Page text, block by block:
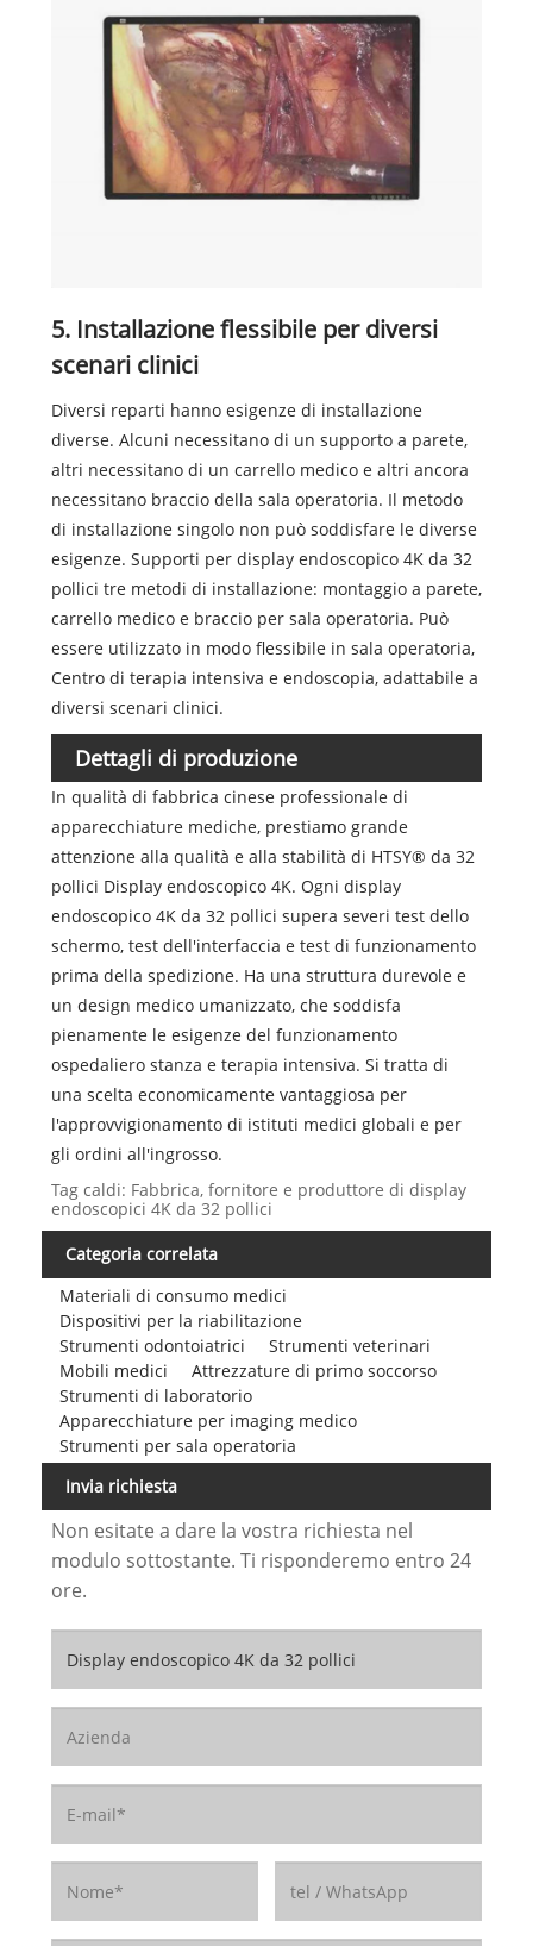
5. Installazione flessibile per diversi
scenari clinici
Diversi reparti hanno esigenze di installazione
diverse. Alcuni necessitano di un supporto a parete,
altri necessitano di un carrello medico e altri ancora
necessitano braccio della sala operatoria. Il metodo
di installazione singolo non può soddisfare le diverse
esigenze. Supporti per display endoscopico 4K da 32
pollici tre metodi di installazione: montaggio a parete,
carrello medico e braccio per sala operatoria. Può
essere utilizzato in modo flessibile in sala operatoria,
Centro di terapia intensiva e endoscopia, adattabile a
diversi scenari clinici.
Dettagli di produzione
In qualità di fabbrica cinese professionale di
apparecchiature mediche, prestiamo grande
attenzione alla qualità e alla stabilità di HTSY® da 32
pollici Display endoscopico 4K. Ogni display
endoscopico 4K da 32 pollici supera severi test dello
schermo, test dell'interfaccia e test di funzionamento
prima della spedizione. Ha una struttura durevole e
un design medico umanizzato, che soddisfa
pienamente le esigenze del funzionamento
ospedaliero stanza e terapia intensiva. Si tratta di
una scelta economicamente vantaggiosa per
l'approvvigionamento di istituti medici globali e per
gli ordini all'ingrosso.
Tag caldi: Fabbrica, fornitore e produttore di display
endoscopici 4K da 32 pollici
Categoria correlata
Materiali di consumo medici
Dispositivi per la riabilitazione
Strumenti odontoiatrici
Strumenti veterinari
Mobili medici
Attrezzature di primo soccorso
Strumenti di laboratorio
Apparecchiature per imaging medico
Strumenti per sala operatoria
Invia richiesta
Non esitate a dare la vostra richiesta nel
modulo sottostante. Ti risponderemo entro 24
ore.